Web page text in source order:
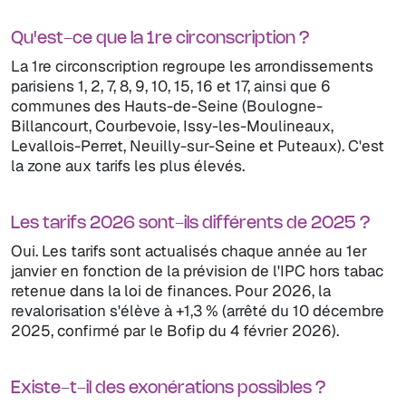
Qu'est-ce que la 1re circonscription ?
La 1re circonscription regroupe les arrondissements
parisiens 1, 2, 7, 8, 9, 10, 15, 16 et 17, ainsi que 6
communes des Hauts-de-Seine (Boulogne-
Billancourt, Courbevoie, Issy-les-Moulineaux,
Levallois-Perret, Neuilly-sur-Seine et Puteaux). C'est
la zone aux tarifs les plus élevés.
Les tarifs 2026 sont-ils différents de 2025 ?
Oui. Les tarifs sont actualisés chaque année au 1er
janvier en fonction de la prévision de l'IPC hors tabac
retenue dans la loi de finances. Pour 2026, la
revalorisation s'élève à +1,3 % (arrêté du 10 décembre
2025, confirmé par le Bofip du 4 février 2026).
Existe-t-il des exonérations possibles ?